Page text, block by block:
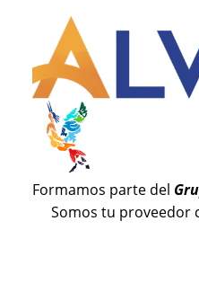
Formamos parte del
Somos tu proveedor